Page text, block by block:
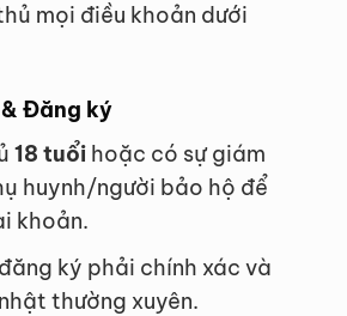
mọi điều khoản dưới
Đăng ký
18 tuổihoặc có sự giám
huynh/người bảo hộ để
khoản.
ký phải chính xác và
thường xuyên.